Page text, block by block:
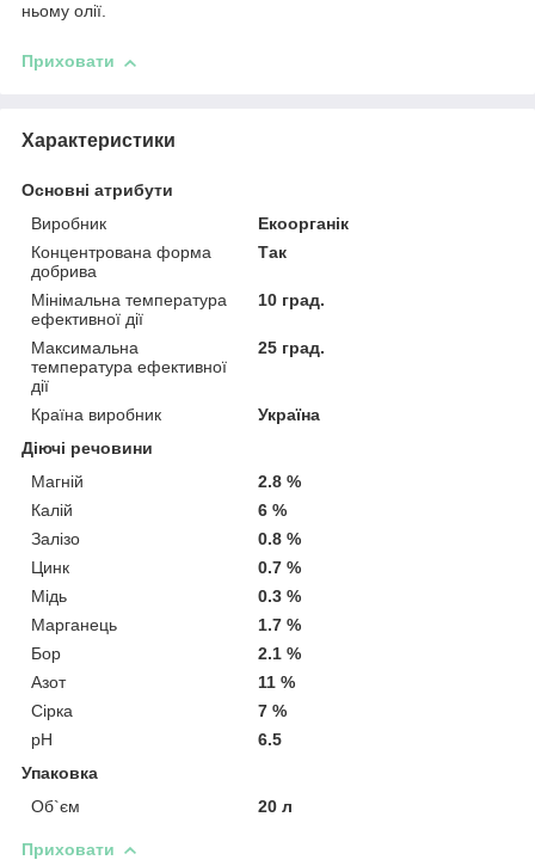
ньому олії.
Приховати
Характеристики
Основні атрибути
Виробник
Екоорганік
Концентрована форма
добрива
Так
Мінімальна температура
ефективної дії
10 град.
Максимальна
температура ефективної
дії
25 град.
Країна виробник
Україна
Діючі речовини
Магній
2.8 %
Калій
6 %
Залізо
0.8 %
Цинк
0.7 %
Мідь
0.3 %
Марганець
1.7 %
Бор
2.1 %
Азот
11 %
Сірка
7 %
pH
6.5
Упаковка
Об`єм
20 л
Приховати